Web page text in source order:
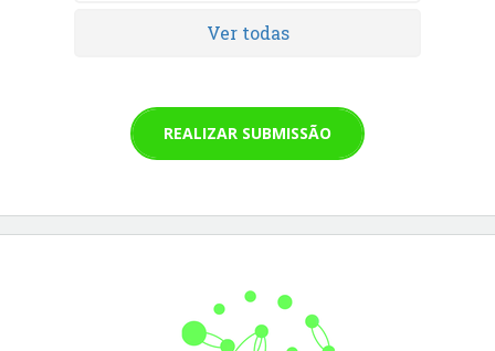
Ver todas
REALIZAR SUBMISSÃO